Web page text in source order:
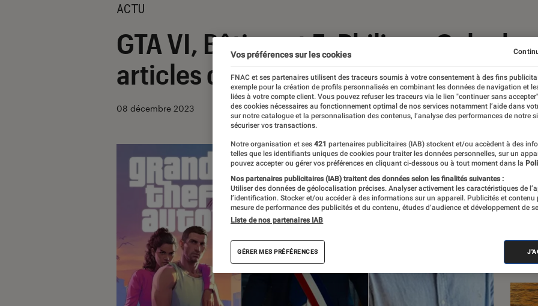
ACTU
GTA VI, Bâtiment 5, Philippe
articles de la semaine
08 décembre 2023
Vos préférences sur les cookies
FNAC et ses partenaires utilisent des traceurs soumis à votre consentement à des fins
exemple pour la création de profils personnalisés en combinant les données de navigation et
liées à votre compte client. Vous pouvez refuser les traceurs via le lien "continuer sans
des cookies nécessaires au fonctionnement optimal de nos services notamment l’aide dans
sur notre catalogue et la personnalisation des contenus, l’analyse des performances de notre
sécuriser vos transactions.
Notre organisation et ses 421 partenaires publicitaires (IAB) stockent et/ou accèdent à des
telles que les identifiants uniques de cookies pour traiter les données personnelles, sur un
pouvez accepter ou gérer vos préférences en cliquant ci-dessous ou à tout moment dans la
Nos partenaires publicitaires (IAB) traitent des données selon les finalités suivantes :
Utiliser des données de géolocalisation précises. Analyser activement les caractéristiques de
l’identification. Stocker et/ou accéder à des informations sur un appareil. Publicités et contenu
mesure de performance des publicités et du contenu, études d’audience et développement de
Liste de nos partenaires IAB
GÉRER MES PRÉFÉRENCES